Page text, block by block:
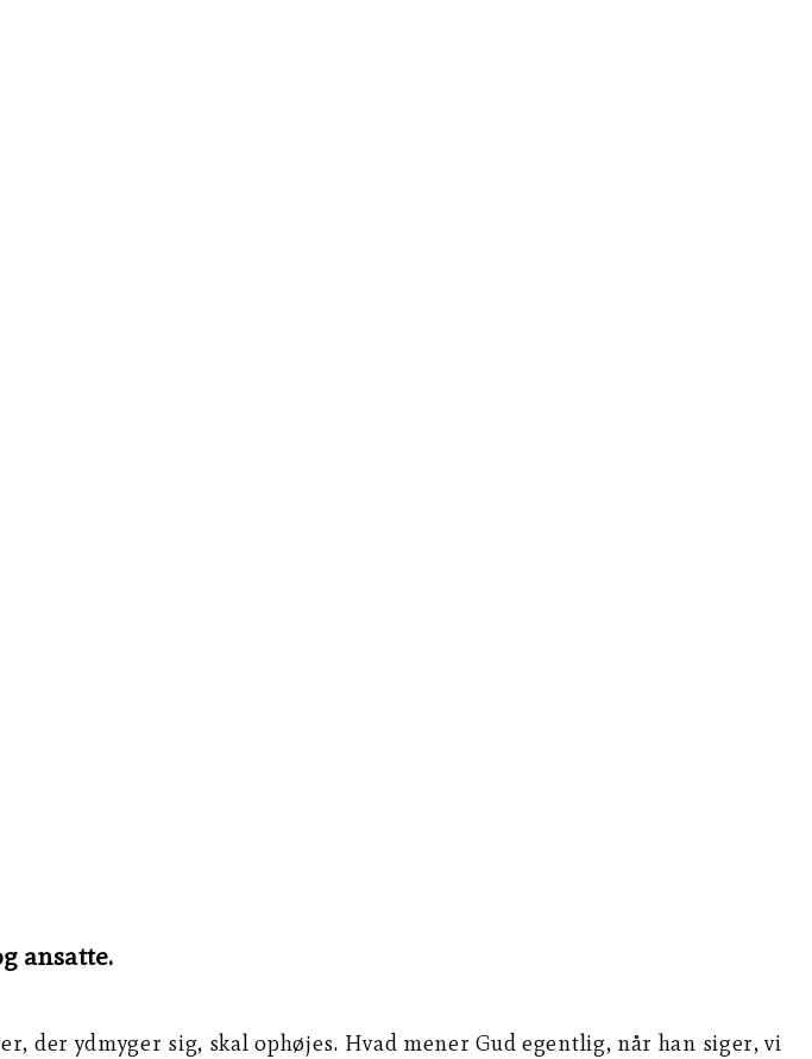
ansatte.
der ydmyger sig, skal ophøjes. Hvad mener Gud egentlig, når han siger, vi